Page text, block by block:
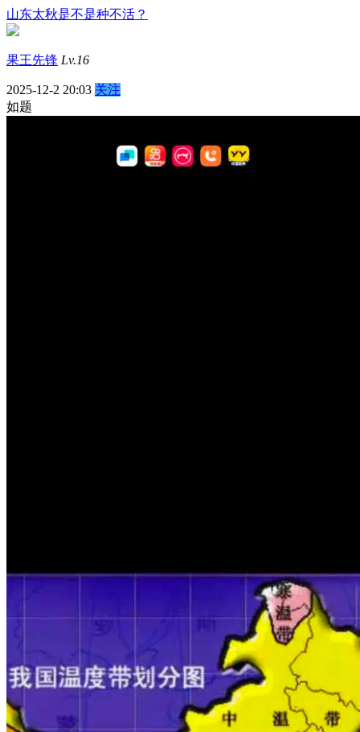
山东太秋是不是种不活？
果王先锋 Lv.16
2025-12-2 20:03 关注
如题